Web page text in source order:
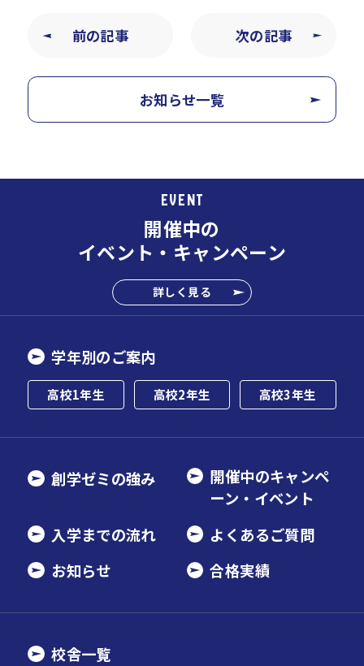
前の記事 次の記事
お知らせ一覧
EVENT
開催中の
イベント・キャンペーン
詳しく見る
学年別のご案内
高校1年生 高校2年生 高校3年生
創学ゼミの強み
開催中のキャンペ
ーン・イベント
入学までの流れ
よくあるご質問
お知らせ
合格実績
校舎一覧